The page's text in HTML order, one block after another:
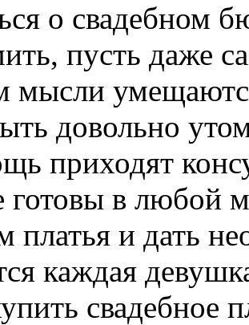
о свадебном
пусть даже
мысли
довольно
приходят
готовы в любой
платья и дать
каждая
свадебное